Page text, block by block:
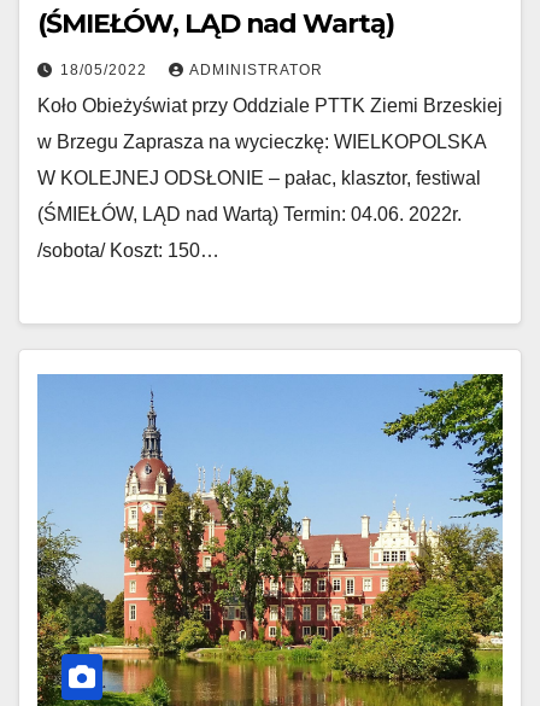
(ŚMIEŁÓW, LĄD nad Wartą)
18/05/2022 ADMINISTRATOR
Koło Obieżyświat przy Oddziale PTTK Ziemi Brzeskiej
w Brzegu Zaprasza na wycieczkę: WIELKOPOLSKA
W KOLEJNEJ ODSŁONIE – pałac, klasztor, festiwal
(ŚMIEŁÓW, LĄD nad Wartą) Termin: 04.06. 2022r.
/sobota/ Koszt: 150…